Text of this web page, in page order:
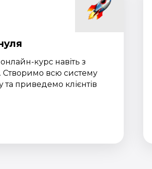
курс навіть з
Створимо всю систему
та приведемо клієнтів